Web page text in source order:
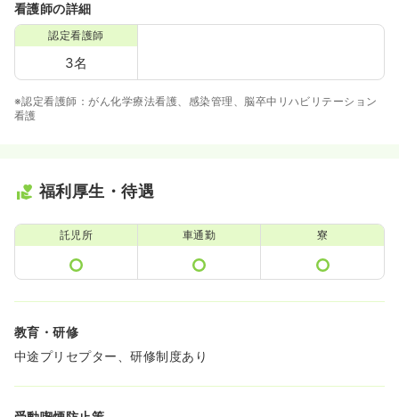
看護師の詳細
認定看護師
3名
※認定看護師：がん化学療法看護、感染管理、脳卒中リハビリテーション
看護
福利厚生・待遇
託児所 車通勤 寮
教育・研修
中途プリセプター、研修制度あり